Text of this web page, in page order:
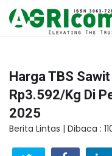
Harga TBS
Rp3.592/Kg Di
2025
Berita Lintas | Dibaca :